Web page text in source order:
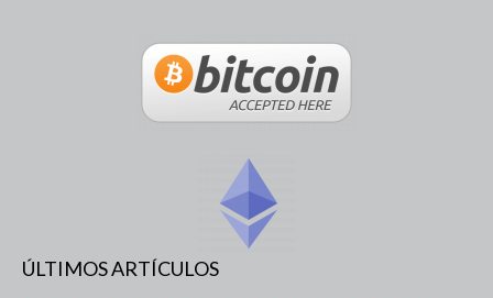
ÚLTIMOS ARTÍCULOS